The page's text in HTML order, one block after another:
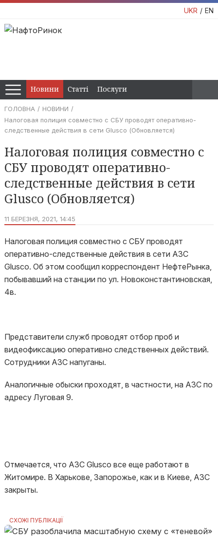
UKR EN
Новини Статті Послуги
ГОЛОВНА
НОВИНИ
Налоговая полиция совместно с СБУ проводят оперативно-
следственные действия в сети Glusco (Обновляется)
Налоговая полиция совместно с
СБУ проводят оперативно-
следственные действия в сети
Glusco (Обновляется)
11 БЕРЕЗНЯ, 2021, 14:45
Налоговая полиция совместно с СБУ проводят
оперативно-следственные действия в сети АЗС
Glusco. Об этом сообщил корреспондент НефтеРынка,
побывавший на станции по ул. Новоконстантиновская,
4в.
Представители служб проводят отбор проб и
видеофиксацию оперативно следственных действий.
Сотрудники АЗС напуганы.
Аналогичные обыски проходят, в частности, на АЗС по
адресу Луговая 9.
Отмечается, что АЗС Glusco все еще работают в
Житомире. В Харькове, Запорожье, как и в Киеве, АЗС
закрыты.
СХОЖІ ПУБЛІКАЦІЇ